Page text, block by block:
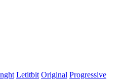
Letitbit Original Progressive